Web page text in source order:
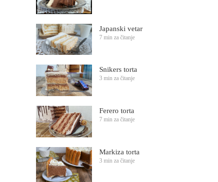
Japanski vetar
7 min za čitanje
Snikers torta
3 min za čitanje
Ferero torta
7 min za čitanje
Markiza torta
3 min za čitanje